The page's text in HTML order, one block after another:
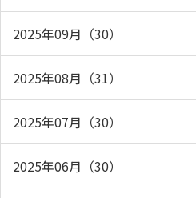
2025年09月（30）
2025年08月（31）
2025年07月（30）
2025年06月（30）